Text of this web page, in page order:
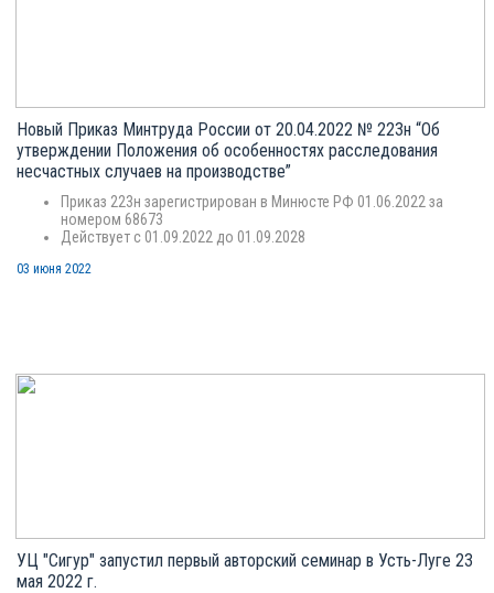
Новый Приказ Минтруда России от 20.04.2022 № 223н “Об
утверждении Положения об особенностях расследования
несчастных случаев на производстве”
Приказ 223н зарегистрирован в Минюсте РФ 01.06.2022 за
номером 68673
Действует с 01.09.2022 до 01.09.2028
03 июня 2022
УЦ "Сигур" запустил первый авторский семинар в Усть-Луге 23
мая 2022 г.